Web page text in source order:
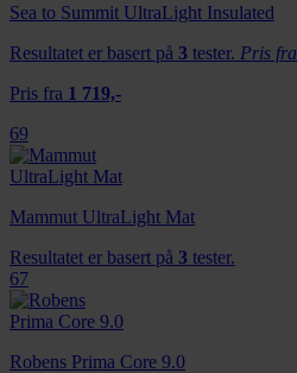
tjenestene deres.
Sea to Summit UltraLight Insulated
Resultatet er basert på 3 tester. Pris fra
Pris fra 1 719,-
69
Mammut UltraLight Mat
Resultatet er basert på 3 tester.
67
Robens Prima Core 9.0